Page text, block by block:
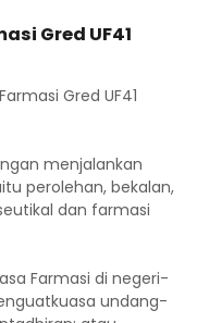
Gred UF41
Gred UF41
menjalankan
perolehan, bekalan,
dan farmasi
Farmasi di negeri-
undang-